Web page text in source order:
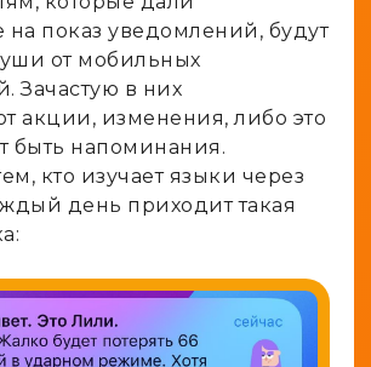
показ уведомлений, будут
от мобильных
Зачастую в них
акции, изменения, либо это
быть напоминания.
кто изучает языки через
день приходит такая